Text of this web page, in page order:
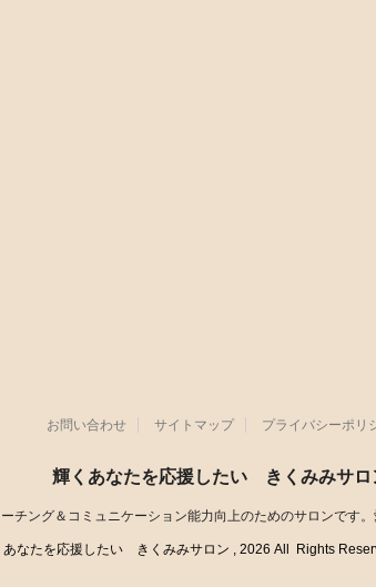
お問い合わせ サイトマップ プライバシーポリ
輝くあなたを応援したい きくみみサロ
チング＆コミュニケーション能力向上のためのサロンです
なたを応援したい きくみみサロン , 2026 All Rights